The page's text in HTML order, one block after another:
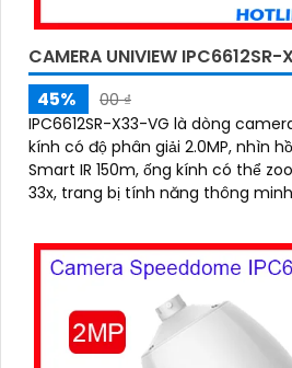
CAMERA UNIVIEW
45%
00 ₫
IPC6612SR-X33-VG là dòng
kính có độ phân giải 2.0MP, nhìn
Smart IR 150m, ống kính có thể
33x, trang bị tính năng thông
năng auto tracking